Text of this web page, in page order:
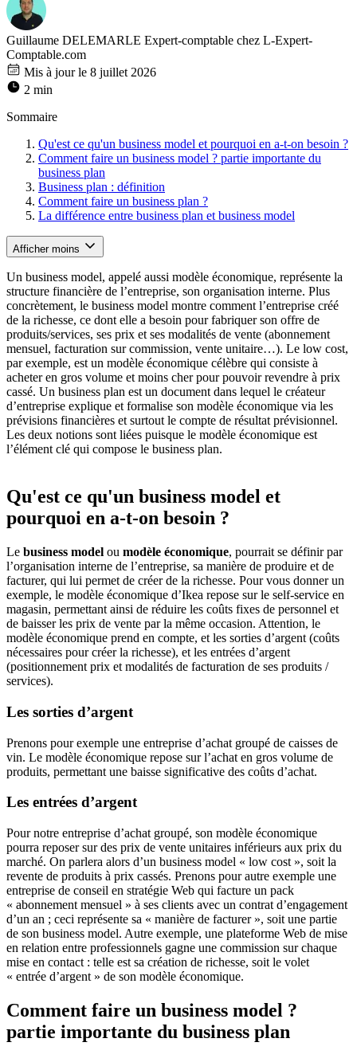
Guillaume DELEMARLE Expert-comptable chez L-Expert-
Comptable.com
Mis à jour le 8 juillet 2026
2 min
Sommaire
Qu'est ce qu'un business model et pourquoi en a-t-on besoin ?
Comment faire un business model ? partie importante du
business plan
Business plan : définition
Comment faire un business plan ?
La différence entre business plan et business model
Afficher moins
Un business model, appelé aussi modèle économique, représente la
structure financière de l’entreprise, son organisation interne. Plus
concrètement, le business model montre comment l’entreprise créé
de la richesse, ce dont elle a besoin pour fabriquer son offre de
produits/services, ses prix et ses modalités de vente (abonnement
mensuel, facturation sur commission, vente unitaire…). Le low cost,
par exemple, est un modèle économique célèbre qui consiste à
acheter en gros volume et moins cher pour pouvoir revendre à prix
cassé. Un business plan est un document dans lequel le créateur
d’entreprise explique et formalise son modèle économique via les
prévisions financières et surtout le compte de résultat prévisionnel.
Les deux notions sont liées puisque le modèle économique est
l’élément clé qui compose le business plan.
Qu'est ce qu'un business model et
pourquoi en a-t-on besoin ?
Le business model ou modèle économique, pourrait se définir par
l’organisation interne de l’entreprise, sa manière de produire et de
facturer, qui lui permet de créer de la richesse. Pour vous donner un
exemple, le modèle économique d’Ikea repose sur le self-service en
magasin, permettant ainsi de réduire les coûts fixes de personnel et
de baisser les prix de vente par la même occasion. Attention, le
modèle économique prend en compte, et les sorties d’argent (coûts
nécessaires pour créer la richesse), et les entrées d’argent
(positionnement prix et modalités de facturation de ses produits /
services).
Les sorties d’argent
Prenons pour exemple une entreprise d’achat groupé de caisses de
vin. Le modèle économique repose sur l’achat en gros volume de
produits, permettant une baisse significative des coûts d’achat.
Les entrées d’argent
Pour notre entreprise d’achat groupé, son modèle économique
pourra reposer sur des prix de vente unitaires inférieurs aux prix du
marché. On parlera alors d’un business model « low cost », soit la
revente de produits à prix cassés. Prenons pour autre exemple une
entreprise de conseil en stratégie Web qui facture un pack
« abonnement mensuel » à ses clients avec un contrat d’engagement
d’un an ; ceci représente sa « manière de facturer », soit une partie
de son business model. Autre exemple, une plateforme Web de mise
en relation entre professionnels gagne une commission sur chaque
mise en contact : telle est sa création de richesse, soit le volet
« entrée d’argent » de son modèle économique.
Comment faire un business model ?
partie importante du business plan